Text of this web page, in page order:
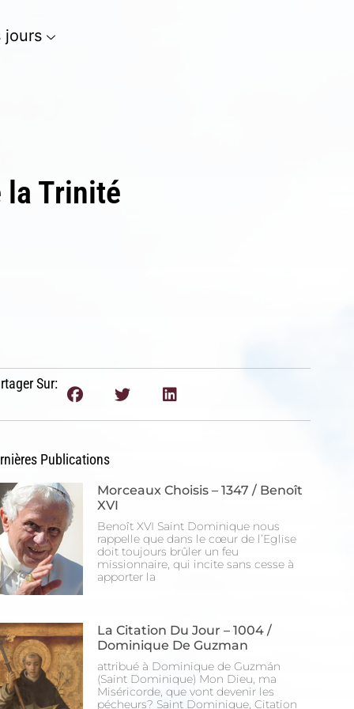
jours
la Trinité
Sur:
Publications
Morceaux Choisis – 1347 / Benoît
XVI
Benoît XVI Saint Dominique nous
rappelle que dans le cœur de l’Eglise
doit toujours brûler un feu
missionnaire, qui incite sans cesse à
apporter la
La Citation Du Jour – 1004 /
Dominique De Guzman
attribué à Dominique de Guzmán
(Saint Dominique) Mon Dieu, ma
Miséricorde, que vont devenir les
pécheurs? Saint Dominique, Citation